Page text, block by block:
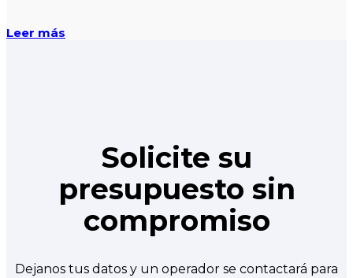
Leer más
Solicite su
presupuesto sin
compromiso
Dejanos tus datos y un operador se contactará para